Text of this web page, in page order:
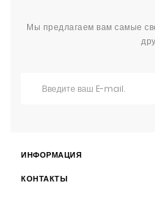
Мы предлагаем вам самые
ИНФОРМАЦИЯ
КОНТАКТЫ